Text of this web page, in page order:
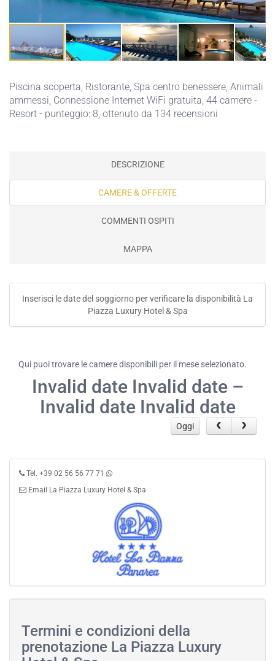
Piscina scoperta, Ristorante, Spa centro benessere, Animali
ammessi, Connessione Internet WiFi gratuita, 44 camere -
Resort - punteggio: 8, ottenuto da 134 recensioni
DESCRIZIONE
CAMERE & OFFERTE
COMMENTI OSPITI
MAPPA
Inserisci le date del soggiorno per verificare la disponibilità La
Piazza Luxury Hotel & Spa
Qui puoi trovare le camere disponibili per il mese selezionato.
Invalid date Invalid date –
Invalid date Invalid date
Oggi
Tel. +39 02 56 56 77 71
Email La Piazza Luxury Hotel & Spa
Termini e condizioni della
prenotazione La Piazza Luxury